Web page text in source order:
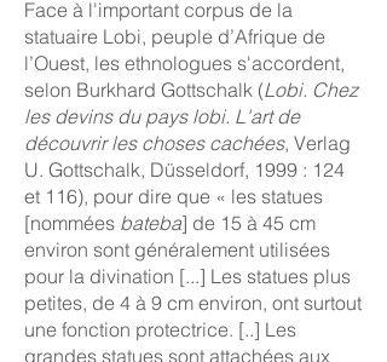
Face à l'important corpus de la
statuaire Lobi, peuple d’Afrique de
l’Ouest, les ethnologues s'accordent,
selon Burkhard Gottschalk (Lobi. Chez
les devins du pays lobi. L'art de
découvrir les choses cachées, Verlag
U. Gottschalk, Düsseldorf, 1999 : 124
et 116), pour dire que « les statues
[nommées bateba] de 15 à 45 cm
environ sont généralement utilisées
pour la divination [...] Les statues plus
petites, de 4 à 9 cm environ, ont surtout
une fonction protectrice. [..] Les
grandes statues sont attachées aux